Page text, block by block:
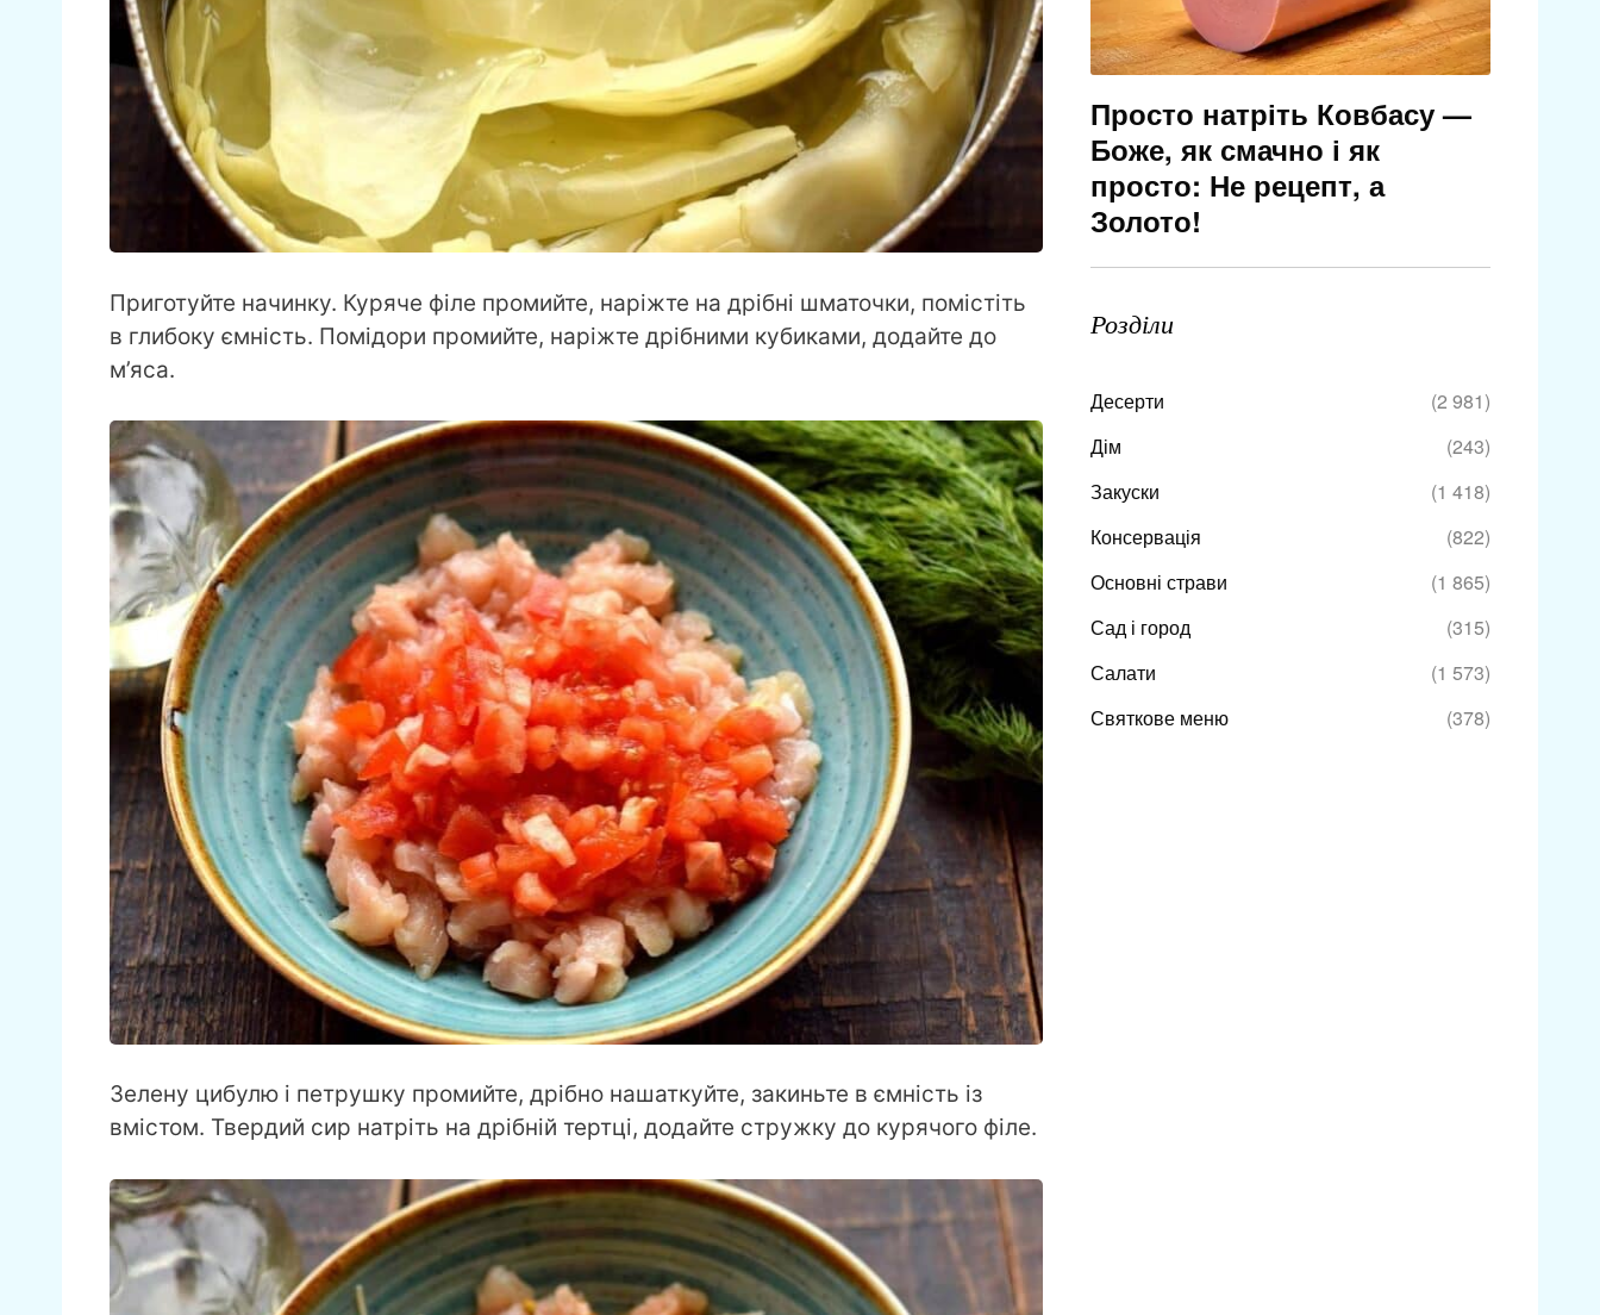
Приготуйте начинку. Куряче філе промийте, наріжте на дрібні шматочки, помістіть
в глибоку ємність. Помідори промийте, наріжте дрібними кубиками, додайте до
м’яса.
Зелену цибулю і петрушку промийте, дрібно нашаткуйте, закиньте в ємність із
вмістом. Твердий сир натріть на дрібній тертці, додайте стружку до курячого філе.
Просто натріть Ковбасу —
Боже, як смачно і як
просто: Не рецепт, а
Золото!
Розділи
Десерти
(2 981)
Дім
(243)
Закуски
(1 418)
Консервація
(822)
Основні страви
(1 865)
Сад і город
(315)
Салати
(1 573)
Святкове меню
(378)